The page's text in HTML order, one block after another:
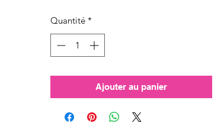
Quantité *
Ajouter au panier